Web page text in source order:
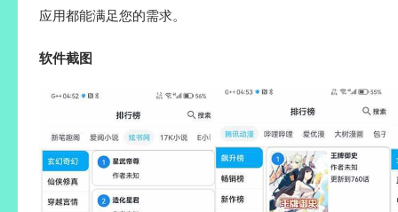
应用都能满足您的需求。
软件截图